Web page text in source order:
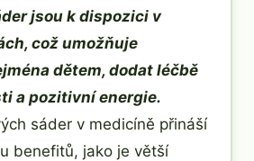
jsou k dispozici v
což umožňuje
dětem, dodat léčbě
a pozitivní energie.
sáder v medicíně přináší
benefitů, jako je větší